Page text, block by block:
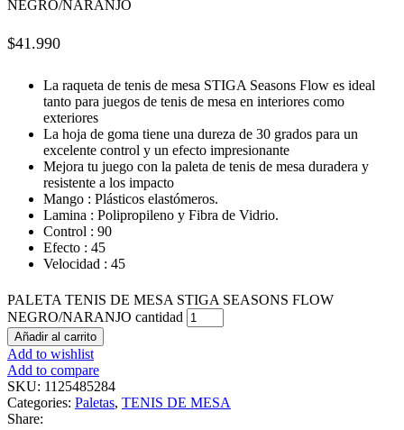
NEGRO/NARANJO
$41.990
La raqueta de tenis de mesa STIGA Seasons Flow es ideal
tanto para juegos de tenis de mesa en interiores como
exteriores
La hoja de goma tiene una dureza de 30 grados para un
excelente control y un efecto impresionante
Mejora tu juego con la paleta de tenis de mesa duradera y
resistente a los impacto
Mango : Plásticos elastómeros.
Lamina : Polipropileno y Fibra de Vidrio.
Control : 90
Efecto : 45
Velocidad : 45
PALETA TENIS DE MESA STIGA SEASONS FLOW
NEGRO/NARANJO cantidad
Añadir al carrito
Add to wishlist
Add to compare
SKU: 1125485284
Categories: Paletas, TENIS DE MESA
Share: